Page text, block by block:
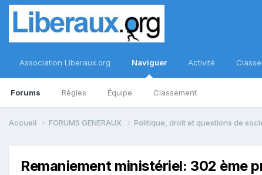
Association Liberaux.org Naviguer
Forums Règles Équipe Classement
Activité
Accueil FORUMS GENERAUX Politique, droit et questions de
Remaniement ministériel: 302 ème